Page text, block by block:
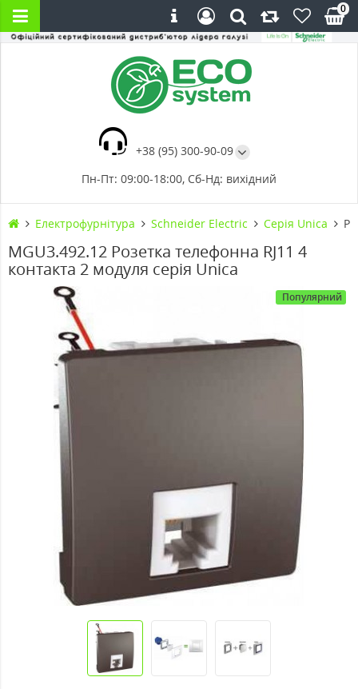
+38 (95) 300-90-09
Пн-Пт: 09:00-18:00, Сб-Нд: вихідний
0
Електрофурнітура Schneider Electric Cерія Unica
MGU3.492.12 Розетка телефонна RJ11 4
контакта 2 модуля серія Unica
Популярний